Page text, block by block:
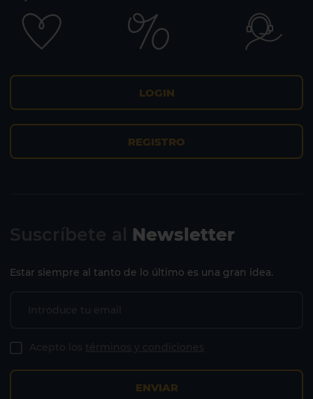
LOGIN
REGISTRO
Newsletter
Estar siempre al tanto de lo último es una gran idea.
ENVIAR